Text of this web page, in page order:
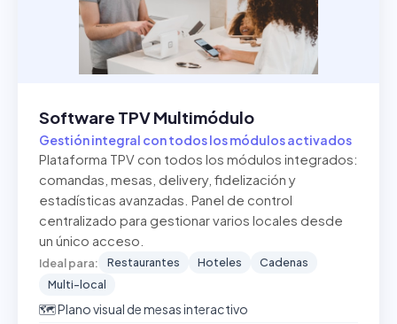
Software TPV Multimódulo
Gestión integral con todos los módulos activados
Plataforma TPV con todos los módulos integrados:
comandas, mesas, delivery, fidelización y
estadísticas avanzadas. Panel de control
centralizado para gestionar varios locales desde
un único acceso.
Ideal para: Restaurantes Hoteles
Cadenas
Multi-local
🗺️ Plano visual de mesas interactivo